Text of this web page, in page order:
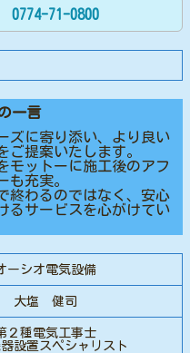
0774-71-0800
一言
ズに寄り添い、より良い
ご提案いたします。
モットーに施工後のアフ
も充実。
終わるのではなく、安心
るサービスを心がけてい
ーシオ電気設備
大塩 健司
２種電気工事士
設置スペシャリスト